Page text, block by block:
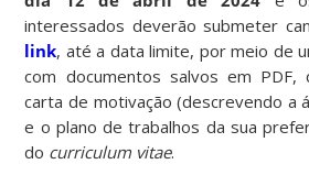
interessados deverão submeter
link, até a data limite, por meio de
com documentos salvos em PDF,
carta de motivação (descrevendo a
e o plano de trabalhos da sua
do curriculum vitae.